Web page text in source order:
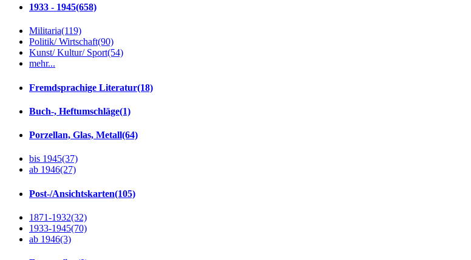
1933 - 1945(658)
Militaria(119)
Politik/ Wirtschaft(90)
Kunst/ Kultur/ Sport(54)
mehr...
Fremdsprachige Literatur(18)
Buch-, Heftumschläge(1)
Porzellan, Glas, Metall(64)
bis 1945(37)
ab 1946(27)
Post-/Ansichtskarten(105)
1871-1932(32)
1933-1945(70)
ab 1946(3)